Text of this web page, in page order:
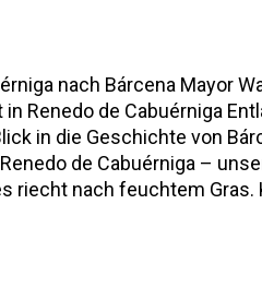
nach Bárcena Mayor
Renedo de Cabuérniga
in die Geschichte von
de Cabuérniga –
riecht nach feuchtem
es aber nicht. Es ist mehr